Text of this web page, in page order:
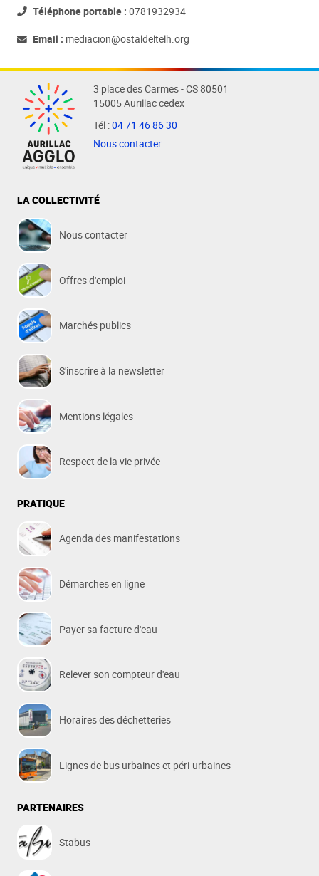
Téléphone portable : 0781932934
Email : mediacion@ostaldeltelh.org
3 place des Carmes - CS 80501
15005 Aurillac cedex
Tél :04 71 46 86 30
Nous contacter
LA COLLECTIVITÉ
Nous contacter
Offres d'emploi
Marchés publics
S'inscrire à la newsletter
Mentions légales
Respect de la vie privée
PRATIQUE
Agenda des manifestations
Démarches en ligne
Payer sa facture d'eau
Relever son compteur d'eau
Horaires des déchetteries
Lignes de bus urbaines et péri-urbaines
PARTENAIRES
Stabus